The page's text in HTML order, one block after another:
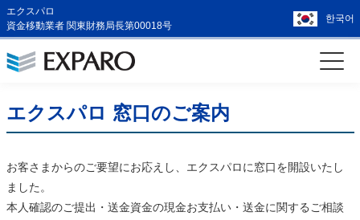
エクスパロ
資金移動業者 関東財務局長第00018号
한국어
エクスパロ 窓口のご案内
お客さまからのご要望にお応えし、エクスパロに窓口を開設いたし
ました。
本人確認のご提出・送金資金の現金お支払い・送金に関するご相談